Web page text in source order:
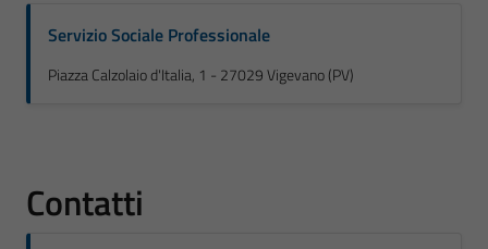
Servizio Sociale Professionale
Piazza Calzolaio d'Italia, 1 - 27029 Vigevano (PV)
Contatti